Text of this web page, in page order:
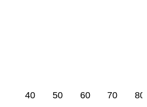
40 50 60 70 80